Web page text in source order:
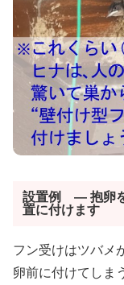
設置例 ― 抱卵
置に付けます
フン受けはツバメ
卵前に付けてしま